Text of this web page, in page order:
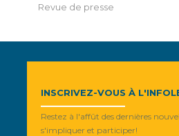
Revue de presse
INSCRIVEZ-VOUS À
Restez à l'affût des dernières
s'impliquer et participer!